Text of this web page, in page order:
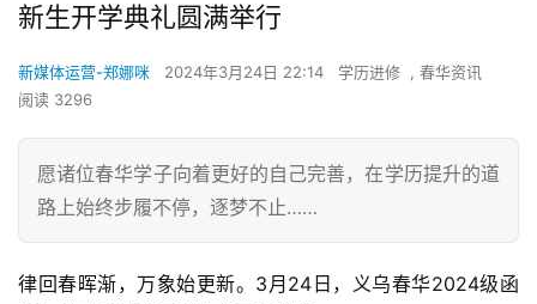
新生开学典礼圆满举行
新媒体运营-郑娜咪 2024年3月24日 22:14 学历进修 , 春华资讯
阅读 3296
愿诸位春华学子向着更好的自己完善，在学历提升的道
路上始终步履不停，逐梦不止……
律回春晖渐，万象始更新。3月24日，义乌春华2024级函